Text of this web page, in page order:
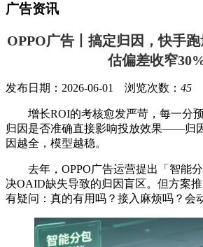
广告资讯
OPPO广告丨搞定归因，快手
估偏差收窄
发布日期：2026-06-01 浏览次数： 45
增长ROI的考核愈发严苛，每一分
归因是否准确直接影响投放效果——归
因越全，模型越稳。
去年，OPPO广告运营提出「智能
决OAID缺失导致的归因盲区。但方案
有疑问：真的有用吗？接入麻烦吗？会